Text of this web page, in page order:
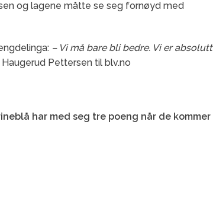
og lagene måtte se seg fornøyd med
– Vi må bare bli bedre. Vi er absolutt
Haugerud Pettersen til blv.no
har med seg tre poeng når de kommer